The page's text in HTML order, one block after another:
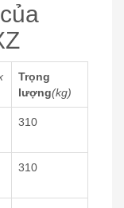
Trọng
lượng(kg)
310
310